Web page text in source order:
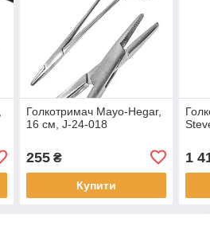
Голкотримач Mayo-Hegar,
16 см, J-24-018
255₴
Купити
1